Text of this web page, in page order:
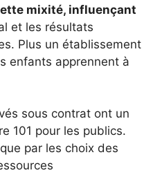
mixité, influençant
et les résultats
Plus un établissement
enfants apprennent à
sous contrat ont un
101 pour les publics.
par les choix des